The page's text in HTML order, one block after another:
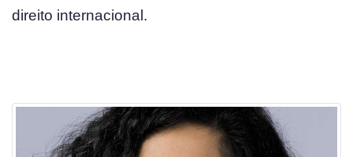
direito internacional.